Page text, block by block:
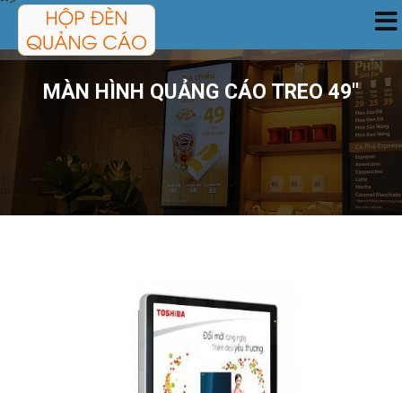
DỊCH VỤ
MÀN HÌNH QUẢNG CÁO TREO 49"